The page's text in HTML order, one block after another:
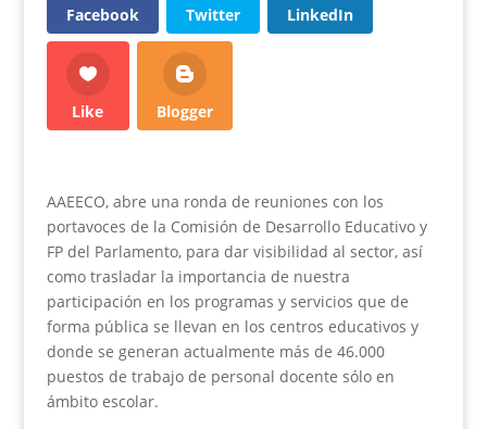
Facebook Twitter LinkedIn
Like Blogger
AAEECO, abre una ronda de reuniones con los
portavoces de la Comisión de Desarrollo Educativo y
FP del Parlamento, para dar visibilidad al sector, así
como trasladar la importancia de nuestra
participación en los programas y servicios que de
forma pública se llevan en los centros educativos y
donde se generan actualmente más de 46.000
puestos de trabajo de personal docente sólo en
ámbito escolar.